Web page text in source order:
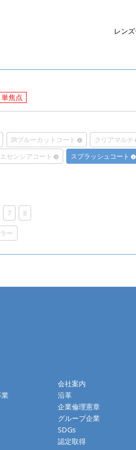
レン
単焦点
IRブルーカットコート クリアマルチ
エセンシアコート スプラッシュコート
7 8
ー
業
会社案内
沿革
企業倫理憲章
グループ企業
SDGs
認定取得